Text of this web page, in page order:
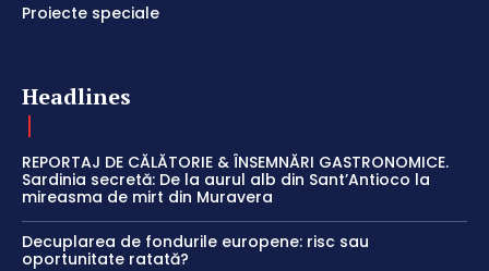
Proiecte speciale
Headlines
REPORTAJ DE CĂLĂTORIE & ÎNSEMNĂRI GASTRONOMICE.
Sardinia secretă: De la aurul alb din Sant’Antioco la
mireasma de mirt din Muravera
Decuplarea de fondurile europene: risc sau
oportunitate ratată?